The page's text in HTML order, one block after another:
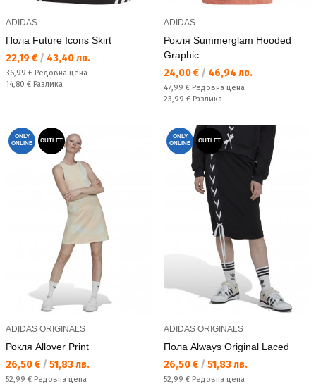
ADIDAS
Пола Future Icons Skirt
Текуща цена:
22,19 € / 43,40 лв.
Редовна цена:
36,99 € Редовна цена
Спестявате:
14,80 € Разлика
ADIDAS
Рокля Summerglam Hooded
Graphic
Текуща цена:
24,00 € / 46,94 лв.
Редовна цена:
47,99 € Редовна цена
Спестявате:
23,99 € Разлика
ONLY
ONLINE
OUTLET
ADIDAS ORIGINALS
Рокля Allover Print
Текуща цена:
26,50 € / 51,83 лв.
Редовна цена:
52,99 € Редовна цена
ONLY
ONLINE
OUTLET
ADIDAS ORIGINALS
Пола Always Original Laced
Текуща цена:
26,50 € / 51,83 лв.
Редовна цена:
52,99 € Редовна цена